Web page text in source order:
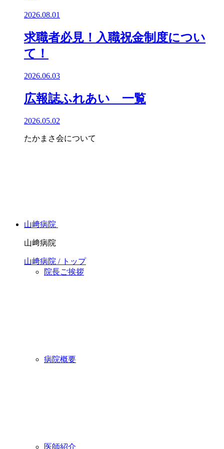
2026.08.01
求職者必見！入職祝金制度につい
て！
2026.06.03
広報誌ふれあい 一覧
2026.05.02
たかまさ会について
山﨑病院
山﨑病院
山﨑病院 / トップ
院長ご挨拶
病院概要
医師紹介